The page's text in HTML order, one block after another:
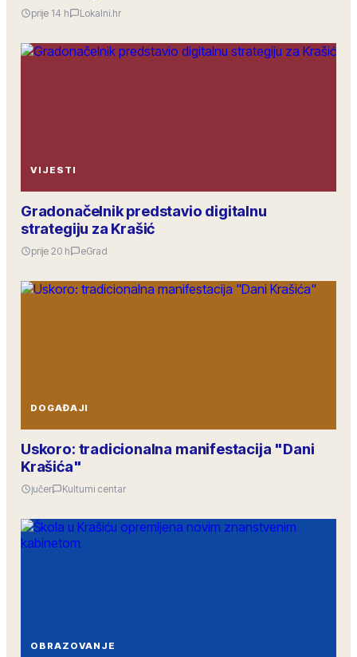
prije 14 h Lokalni.hr
VIJESTI
Gradonačelnik predstavio digitalnu
strategiju za Krašić
prije 20 h eGrad
DOGAĐAJI
Uskoro: tradicionalna manifestacija "Dani
Krašića"
jučer Kulturni centar
OBRAZOVANJE